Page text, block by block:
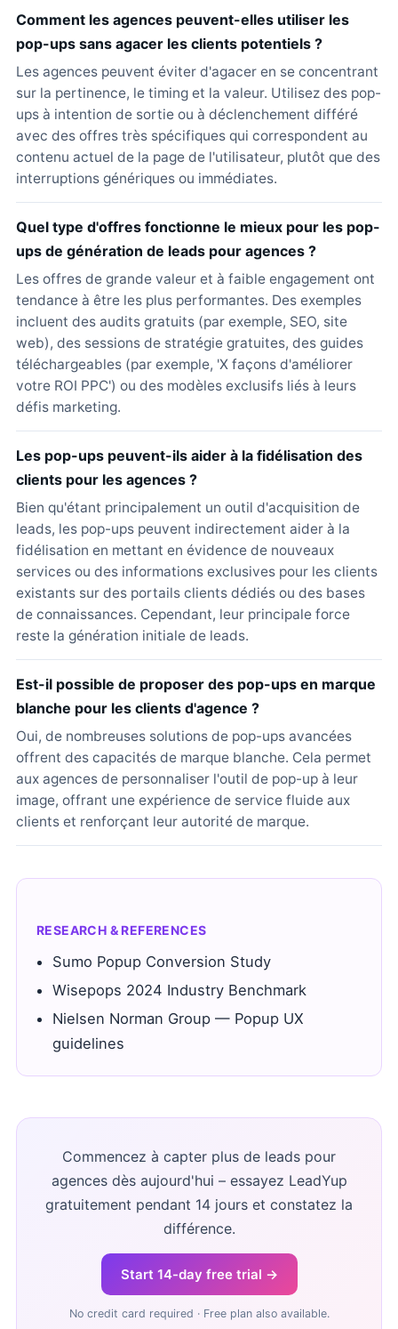
Comment les agences peuvent-elles utiliser les
pop-ups sans agacer les clients potentiels ?
Les agences peuvent éviter d'agacer en se concentrant
sur la pertinence, le timing et la valeur. Utilisez des pop-
ups à intention de sortie ou à déclenchement différé
avec des offres très spécifiques qui correspondent au
contenu actuel de la page de l'utilisateur, plutôt que des
interruptions génériques ou immédiates.
Quel type d'offres fonctionne le mieux pour les pop-
ups de génération de leads pour agences ?
Les offres de grande valeur et à faible engagement ont
tendance à être les plus performantes. Des exemples
incluent des audits gratuits (par exemple, SEO, site
web), des sessions de stratégie gratuites, des guides
téléchargeables (par exemple, 'X façons d'améliorer
votre ROI PPC') ou des modèles exclusifs liés à leurs
défis marketing.
Les pop-ups peuvent-ils aider à la fidélisation des
clients pour les agences ?
Bien qu'étant principalement un outil d'acquisition de
leads, les pop-ups peuvent indirectement aider à la
fidélisation en mettant en évidence de nouveaux
services ou des informations exclusives pour les clients
existants sur des portails clients dédiés ou des bases
de connaissances. Cependant, leur principale force
reste la génération initiale de leads.
Est-il possible de proposer des pop-ups en marque
blanche pour les clients d'agence ?
Oui, de nombreuses solutions de pop-ups avancées
offrent des capacités de marque blanche. Cela permet
aux agences de personnaliser l'outil de pop-up à leur
image, offrant une expérience de service fluide aux
clients et renforçant leur autorité de marque.
RESEARCH & REFERENCES
Sumo Popup Conversion Study
Wisepops 2024 Industry Benchmark
Nielsen Norman Group — Popup UX
guidelines
Commencez à capter plus de leads pour
agences dès aujourd'hui – essayez LeadYup
gratuitement pendant 14 jours et constatez la
différence.
Start 14-day free trial →
No credit card required · Free plan also available.